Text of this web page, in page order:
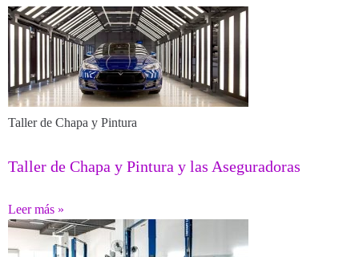
Taller de Chapa y Pintura
Taller de Chapa y Pintura y las Aseguradoras
Leer más »